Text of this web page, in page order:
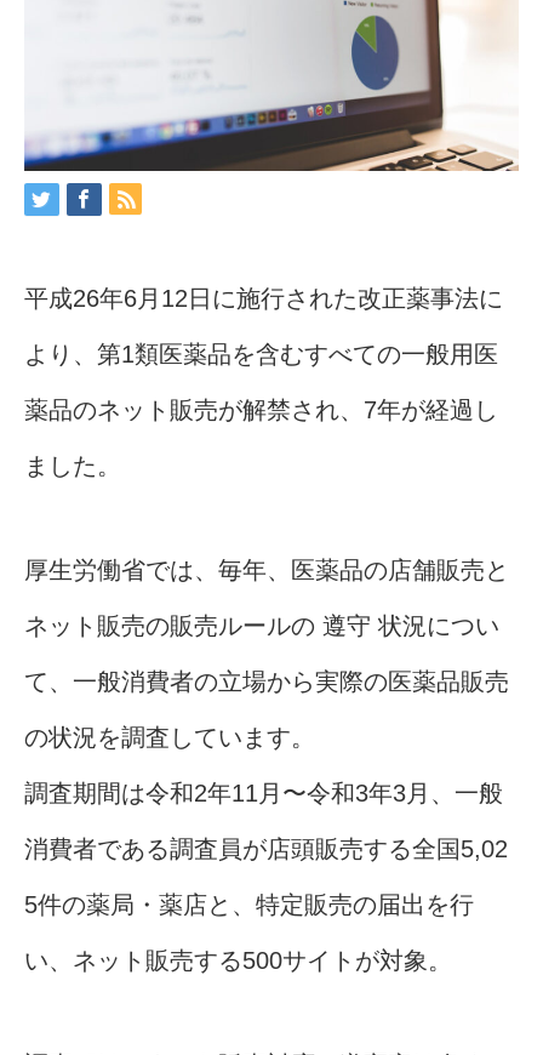
平成26年6月12日に施行された改正薬事法に
より、第1類医薬品を含むすべての一般用医
薬品のネット販売が解禁され、7年が経過し
ました。
厚生労働省では、毎年、医薬品の店舗販売と
ネット販売の販売ルールの 遵守 状況につい
て、一般消費者の立場から実際の医薬品販売
の状況を調査しています。
調査期間は令和2年11月〜令和3年3月、一般
消費者である調査員が店頭販売する全国5,02
5件の薬局・薬店と、特定販売の届出を行
い、ネット販売する500サイトが対象。